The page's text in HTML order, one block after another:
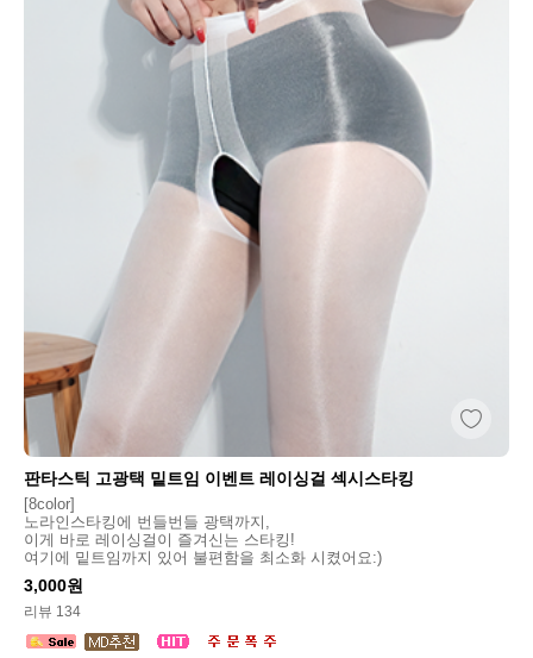
판타스틱 고광택 밑트임 이벤트 레이싱걸 섹시스타킹
[8color]
노라인스타킹에 번들번들 광택까지,
이게 바로 레이싱걸이 즐겨신는 스타킹!
여기에 밑트임까지 있어 불편함을 최소화 시켰어요:)
3,000원
리뷰 134